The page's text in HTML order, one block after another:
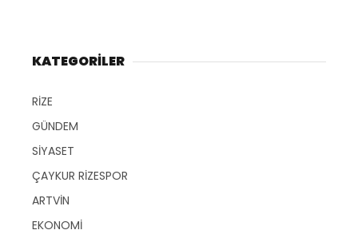
KATEGORİLER
RİZE
GÜNDEM
SİYASET
ÇAYKUR RİZESPOR
ARTVİN
EKONOMİ